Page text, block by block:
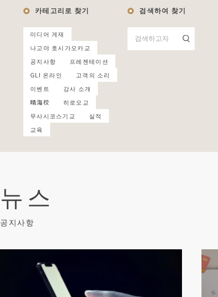
카테고리로 찾기
미디어 게재
나고야 호시가오카교
공지사항
프레젠테이션
GLI 온라인
고객의 소리
이벤트
강사 소개
晴海校
히로오교
무사시코스기교
실적
교육
검색하여 찾기
뉴스
공지사항